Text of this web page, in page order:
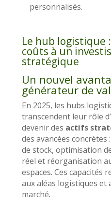
personnalisés.
Le hub logistique
coûts à un
stratégique
Un nouvel
générateur de
En 2025, les hubs
transcendent leur rôle
devenir des actifs
des avancées
de stock, optimisation
réel et réorganisation
espaces. Ces capacités
aux aléas logistiques et
marché.